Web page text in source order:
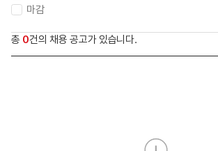
마감
총 0건의 채용 공고가 있습니다.